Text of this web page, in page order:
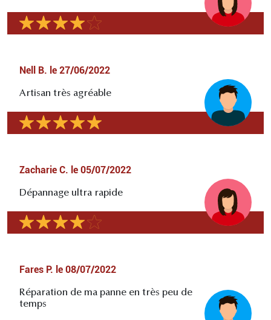
Nell B. le 27/06/2022
Artisan très agréable
Zacharie C. le 05/07/2022
Dépannage ultra rapide
Fares P. le 08/07/2022
Réparation de ma panne en très peu de
temps